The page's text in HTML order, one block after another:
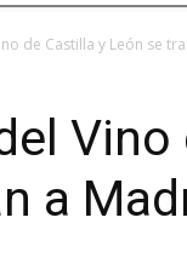
de Castilla y León se
a